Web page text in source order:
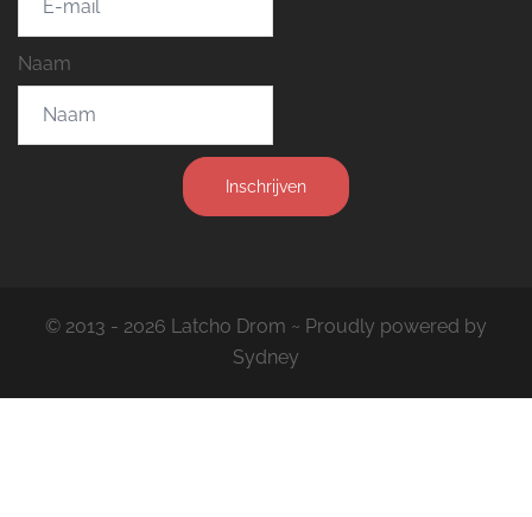
Naam
Inschrijven
© 2013 - 2026 Latcho Drom ~ Proudly powered by
Sydney